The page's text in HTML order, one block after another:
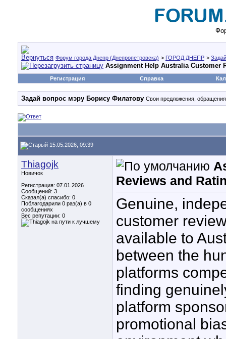
Форум города Днепр (Днепропетровска) > ГОРОД ДНЕПР >
Assignment Help Australia Customer
Регистрация Справка
Задай вопрос мэру Борису Филатову Свои предложения,
15.05.2026, 09:39
Thiagojk
Новичок
Регистрация: 07.01.2026
Сообщений: 3
Сказал(а) спасибо: 0
Поблагодарили 0 раз(а) в 0
сообщениях
Вес репутации: 0
Reviews and
Genuine,
customer
available to
between the
platforms
finding
platform
promotional